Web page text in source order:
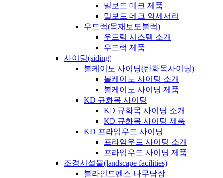
밀보드 데크 제품
밀보드 데크 악세서리
우드럭(목재보도블럭)
우드럭 시스템 소개
우드럭 제품
사이딩(siding)
볼케이노 사이딩(탄화목사이딩)
볼케이노 사이딩 소개
볼케이노 사이딩 제품
KD 규화목 사이딩
KD 규화목 사이딩 소개
KD 규화목 사이딩 제품
KD 프라임우드 사이딩
프라임우드 사이딩 소개
프라임우드 사이딩 제품
조경시설물(landscape facilities)
블라인드펜스 나무담장